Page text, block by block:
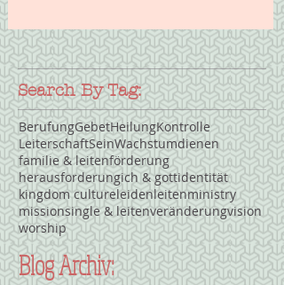
Search By Tag:
BerufungGebetHeilungKontrolle
LeiterschaftSeinWachstumdienen
familie & leitenförderung
herausforderungich & gottidentität
kingdom cultureleidenleitenministry
missionsingle & leitenveränderungvision
worship
Blog Archiv: